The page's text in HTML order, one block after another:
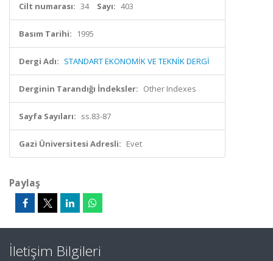
Cilt numarası: 34 Sayı: 403
Basım Tarihi: 1995
Dergi Adı: STANDART EKONOMİK VE TEKNİK DERGİ
Derginin Tarandığı İndeksler: Other Indexes
Sayfa Sayıları: ss.83-87
Gazi Üniversitesi Adresli: Evet
Paylaş
İletişim Bilgileri